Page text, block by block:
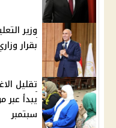
وزير
بقرار
سبتمبر